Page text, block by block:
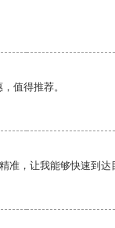
值得推荐。
准，让我能够快速到达